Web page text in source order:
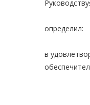
определил:
в